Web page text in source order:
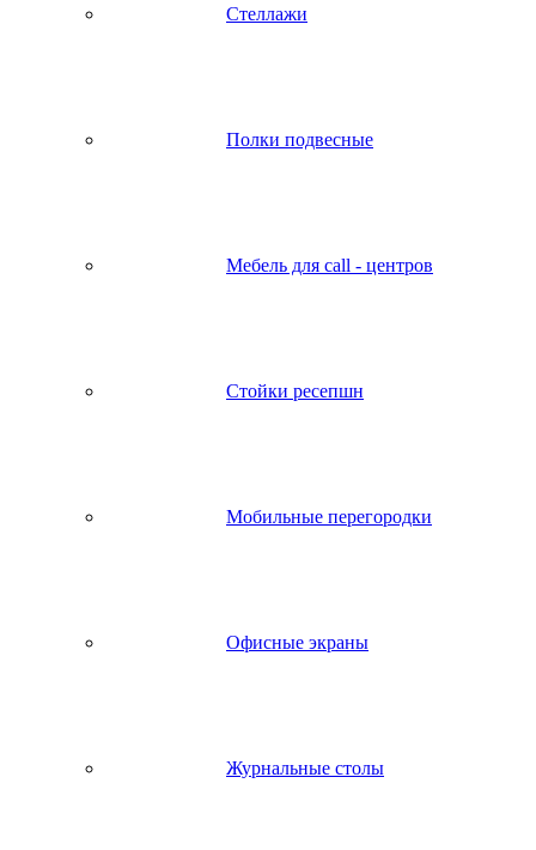
Стеллажи
Полки подвесные
Мебель для call - центров
Стойки ресепшн
Мобильные перегородки
Офисные экраны
Журнальные столы